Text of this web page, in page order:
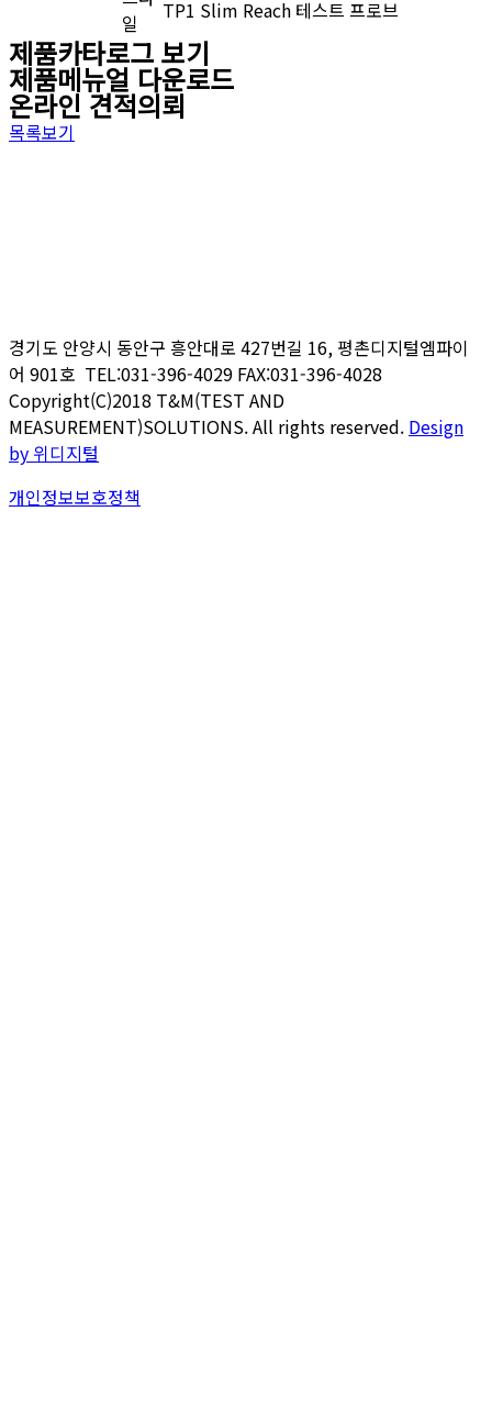
일
TP1 Slim Reach 테스트 프로브
제품카타로그 보기
제품메뉴얼 다운로드
온라인 견적의뢰
목록보기
경기도 안양시 동안구 흥안대로 427번길 16, 평촌디지털엠파이
어 901호 TEL:031-396-4029 FAX:031-396-4028
Copyright(C)2018 T&M(TEST AND
MEASUREMENT)SOLUTIONS. All rights reserved. Design
by 위디지털
개인정보보호정책